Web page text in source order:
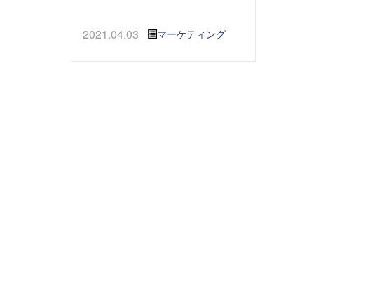
2021.04.03 マーケティング